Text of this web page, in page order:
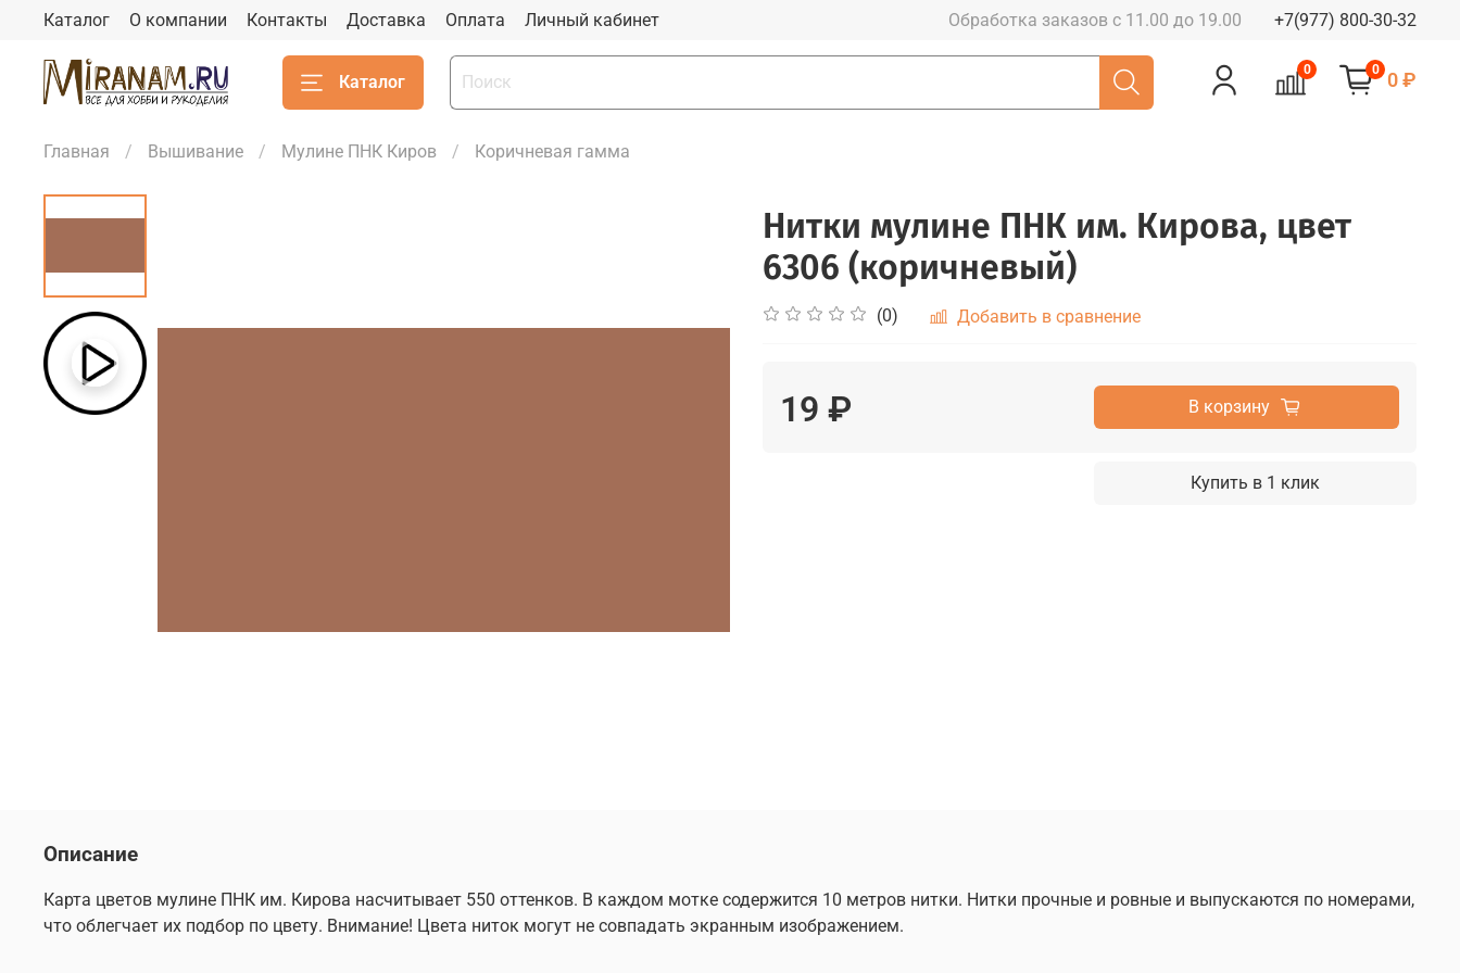
Каталог О компании Контакты Доставка Оплата Личный кабинет Обработка заказов с 11.00 до 19.00 +7(977) 800-30-32
Каталог
0 0 0 ₽
Главная Вышивание Мулине ПНК Киров Коричневая гамма
Нитки мулине ПНК им. Кирова, цвет
6306 (коричневый)
(0) Добавить в сравнение
19 ₽ В корзину
Купить в 1 клик
Описание
Карта цветов мулине ПНК им. Кирова насчитывает 550 оттенков. В каждом мотке содержится 10 метров нитки. Нитки прочные и ровные и выпускаются по номерами,
что облегчает их подбор по цвету. Внимание! Цвета ниток могут не совпадать экранным изображением.